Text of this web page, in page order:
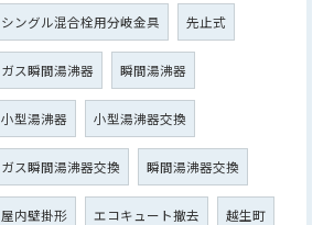
シングル混合栓用分岐金具 先止式
ガス瞬間湯沸器 瞬間湯沸器
小型湯沸器 小型湯沸器交換
ガス瞬間湯沸器交換 瞬間湯沸器交換
屋内壁掛形 エコキュート撤去 越生町